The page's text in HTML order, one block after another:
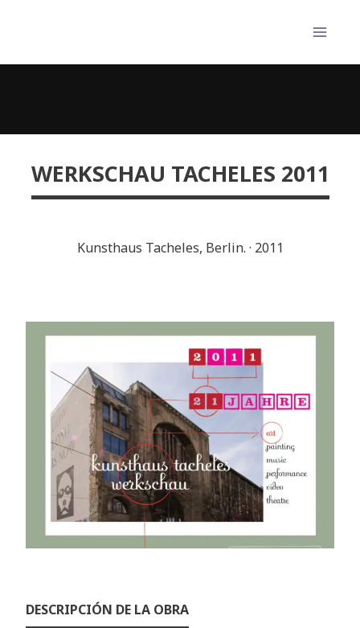
WERKSCHAU TACHELES 2011
Kunsthaus Tacheles, Berlin. · 2011
DESCRIPCIÓN DE LA OBRA